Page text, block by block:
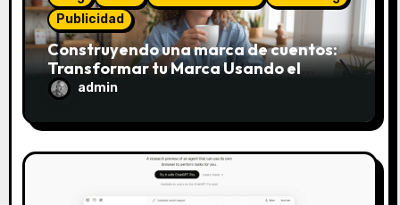
e
e
t
r
Publicidad
Construyendo una marca de cuentos:
Transformar tu Marca Usando el
Framework de Donald Miller
admin